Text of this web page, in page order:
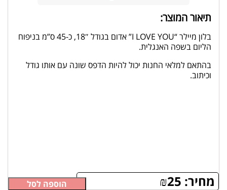
תיאור המוצר:
בלון מיילר “I LOVE YOU” אדום בגודל 18″, כ-45 ס”מ בניפוח
הליום בשפה האנגלית.
בהתאם למלאי החנות יכול להיות הדפס שונה עם אותו גודל
וכיתוב.
מחיר: ₪25 הוספה לסל